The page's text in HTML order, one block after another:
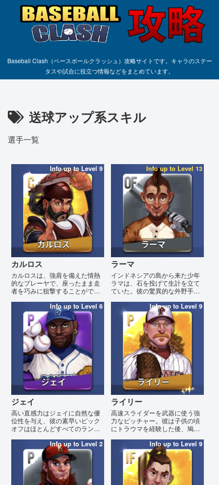
Baseball Clash（ベースボールクラッシュ）攻略サイトです。キャラのステー
タスや試合に役立つ情報などをまとめています。
送球アップ系スキル
選手一覧
Info up to Level 9
カルロス
カルロスは、強肩を備えた情熱
的なプレーヤで、座ったまま走
者を巧みに狙撃することがで
Info up to Level 13
ラーマ
インドネシアの島から来た少年
ラマは、石を投げて生計を立て
ていた。彼の驚異的な外野手と
タッグアップを迷わせるものだ
った。
Info up to Level 6
ジェイ
高い直感力はジェイに自然な優
位性を与え、彼の素早いピック
オフはほとんどすべてのランナ
Info up to Level 9
ライリー
高速スライダーを武器に使う強
力なピッチャー。彼は子供の頃
にトラウマを経験した後、鳩を
Info up to Level 2 Info up to Level 9